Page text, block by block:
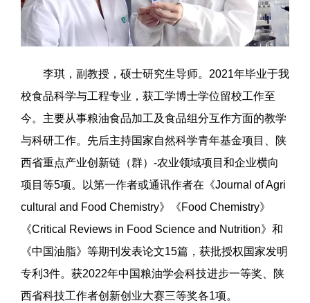
李琪，副教授，硕士研究生导师。2021年毕业于我
校食品科学与工程专业，获工学博士学位留校工作至
今。主要从事粮油食品加工及食品组分互作方面的教学
与科研工作。先后主持国家自然科学青年基金项目、陕
西省重点产业创新链（群）-农业领域项目和企业横向
项目等5项。以第一作者或通讯作者在《Journal of Agri
cultural and Food Chemistry》《Food Chemistry》
《Critical Reviews in Food Science and Nutrition》和
《中国油脂》等期刊发表论文15篇，获批授权国家发明
专利3件。获2022年中国粮油学会科技进步一等奖 、陕
西省科技工作者创新创业大赛三等奖各1项。